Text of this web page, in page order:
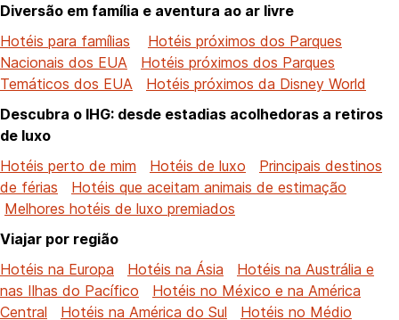
Diversão em família e aventura ao ar livre
Hotéis para famílias
Hotéis próximos dos Parques
Nacionais dos EUA
Hotéis próximos dos Parques
Temáticos dos EUA
Hotéis próximos da Disney World
Descubra o IHG: desde estadias acolhedoras a retiros
de luxo
Hotéis perto de mim
Hotéis de luxo
Principais destinos
de férias
Hotéis que aceitam animais de estimação
Melhores hotéis de luxo premiados
Viajar por região
Hotéis na Europa
Hotéis na Ásia
Hotéis na Austrália e
nas Ilhas do Pacífico
Hotéis no México e na América
Central
Hotéis na América do Sul
Hotéis no Médio